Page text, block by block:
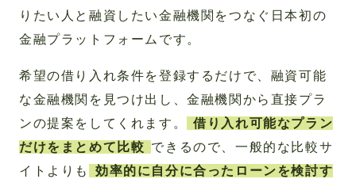
りたい人と融資したい金融機関をつなぐ日本初の
金融プラットフォームです。
希望の借り入れ条件を登録するだけで、融資可能
な金融機関を見つけ出し、金融機関から直接プラ
ンの提案をしてくれます。
借り入れ可能なプラン
だけをまとめて比較 できるので、一般的な比較サ
イトよりも
効率的に自分に合ったローンを検討す